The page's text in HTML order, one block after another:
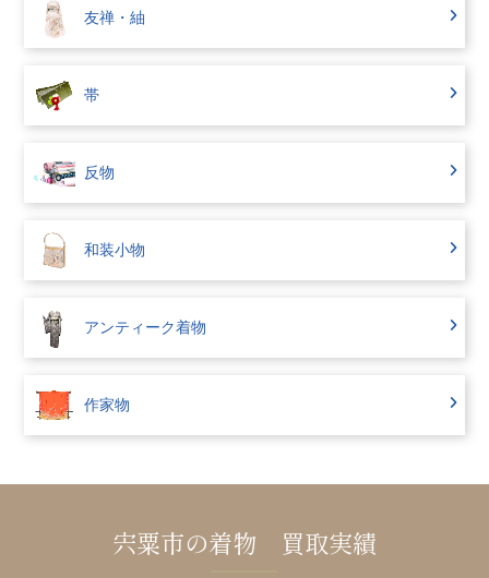
友禅・紬
帯
反物
和装小物
アンティーク着物
作家物
宍粟市の着物 買取実績